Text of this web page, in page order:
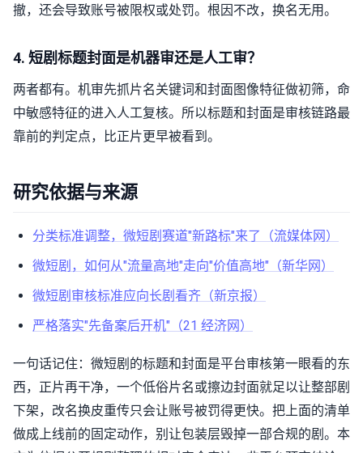
撤，还会导致账号被限权或处罚。根因不改，换名无用。
4. 短剧标题封面是机器审还是人工审？
两者都有。机审先抓片名关键词和封面图像特征做初筛，命
中敏感特征的进入人工复核。所以标题和封面是审核链路最
靠前的判定点，比正片更早被看到。
研究依据与来源
分类标准调整，微短剧赛道"新路标"来了（流媒体网）
微短剧，如何从"流量高地"走向"价值高地"（新华网）
微短剧审核标准应向长剧看齐（新京报）
严格落实"先备案后开机"（21 经济网）
一句话记住：微短剧的标题和封面是平台审核第一眼看的东
西，正片再干净，一个低俗片名或擦边封面就足以让整部剧
下架，改名换皮重传只会让账号被罚得更快。把上面的清单
做成上线前的固定动作，别让包装层毁掉一部合规的剧。本